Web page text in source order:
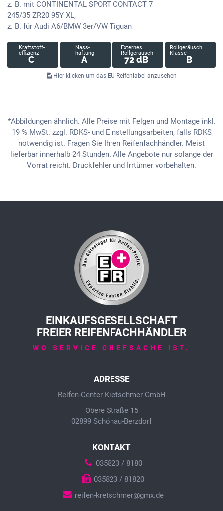
z. B. mit CONTINENTAL SPORT CONTACT 7
245/35 ZR20 95Y XL,
z. B. für Audi A6/BMW 3er/VW Tiguan
Kraftstoff-
effizienz
C
Nass-
haftung
A
Externes
Rollgeräusch
72 dB
Rollgeräusch
Klasse
B
Hier klicken um das EU-Reifenlabel anzusehen
*Abbildungen ähnlich. Alle Preise mit Felgen und Montage inkl.
19 % MwSt. zzgl. RDKS- und Einstellungsarbeiten, falls RDKS
notwendig ist. Fragen Sie Ihren Reifenfachhändler. Meist
lieferbar innerhalb 24 Stunden. Alle Angebote nur solange der
Vorrat reicht. Druckfehler und Irrtümer vorbehalten.
EINKAUFSGESELLSCHAFT
FREIER REIFENFACHHÄNDLER
WO SERVICE CHEFSACHE IST.
ADRESSE
Reifen-Center Kretschmer GmbH
Obere Straße 15
02899 Schönau-Berzdorf
KONTAKT
035823 / 8180
035823 / 81820
reifen-kretschmer@gmx.de